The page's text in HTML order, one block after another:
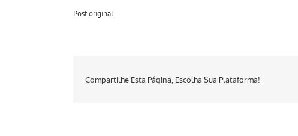
Post original
Compartilhe Esta Página, Escolha Sua Plataforma!